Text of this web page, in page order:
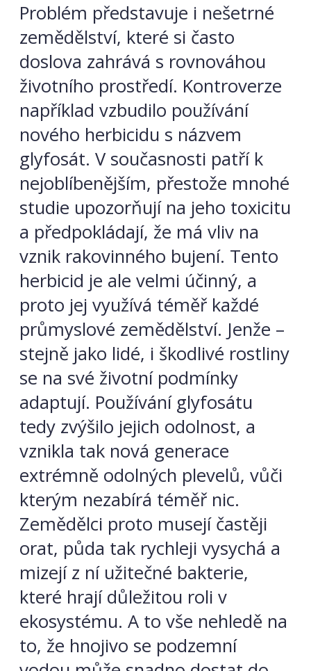
Problém představuje i nešetrné
zemědělství, které si často
doslova zahrává s rovnováhou
životního prostředí. Kontroverze
například vzbudilo používání
nového herbicidu s názvem
glyfosát. V současnosti patří k
nejoblíbenějším, přestože mnohé
studie upozorňují na jeho toxicitu
a předpokládají, že má vliv na
vznik rakovinného bujení. Tento
herbicid je ale velmi účinný, a
proto jej využívá téměř každé
průmyslové zemědělství. Jenže –
stejně jako lidé, i škodlivé rostliny
se na své životní podmínky
adaptují. Používání glyfosátu
tedy zvýšilo jejich odolnost, a
vznikla tak nová generace
extrémně odolných plevelů, vůči
kterým nezabírá téměř nic.
Zemědělci proto musejí častěji
orat, půda tak rychleji vysychá a
mizejí z ní užitečné bakterie,
které hrají důležitou roli v
ekosystému. A to vše nehledě na
to, že hnojivo se podzemní